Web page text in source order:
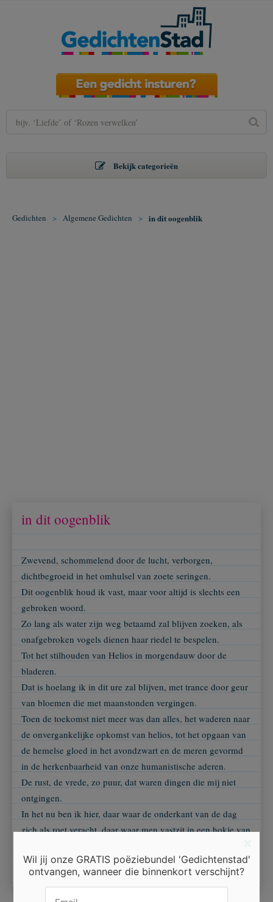
Bekijk categorieën
Gedichten > Algemene Gedichten > in dit oogenblik
in dit oogenblik
Zwevend, schommelend door de lucht, verborgen,
dichtbegroeid in het omhulsel van zoete seringen.
Dit oogenblik houd ik vast, maar voor altijd is slechts een
gebroken woord.
Zo lang als water zijn weg betaamd zal blijven zoeken, als
onafgebroken vogels dienen haar riedel te bespelen.
Tot het stilhouden van Helios in morgendauw door de
bladeren.
Dat is hoelang ik in dit ure zal blijven, met trance door geur
van bloemen die met maanstonden vergingen.
Toen de toekomst niet meer was dan alles, het waderen naar
de onvergankelijke opkomst van helios, tot het opgaan van
de hemelse gloed in het avondzwart en de meren gevormd
in de herkenbaarheid van onze humanistische aderen.
De rust, de vrede, zo puur, dat waren dingen die mij niet
ontgingen.
In het nu ben ik hier, daar waar de onderkant van de dag
zich als roet veracht, daar waar men vastzit in een hokje van
Wil jij onze GRATIS poëziebundel 'Gedichtenstad'
ontvangen, wanneer die binnenkort verschijnt?